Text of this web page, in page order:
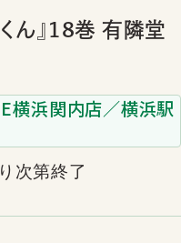
18巻 有隣堂
横浜関内店／横浜駅
次第終了